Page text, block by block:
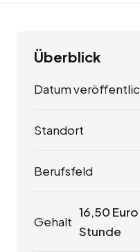
Überblick
Datum
Standort
Berufsfeld
Gehalt
16,50 Euro
Stunde